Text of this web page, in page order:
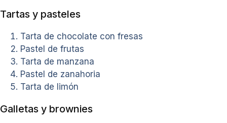
Tartas y pasteles
Tarta de chocolate con fresas
Pastel de frutas
Tarta de manzana
Pastel de zanahoria
Tarta de limón
Galletas y brownies